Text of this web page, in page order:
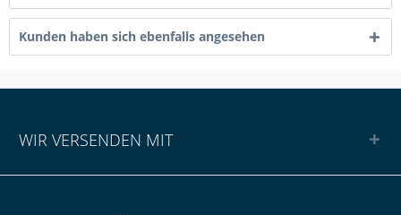
Kunden haben sich ebenfalls angesehen
WIR VERSENDEN MIT